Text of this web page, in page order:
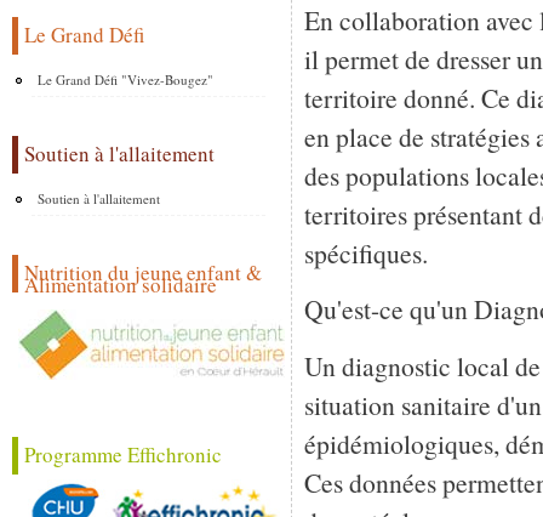
Le Grand Défi
Le Grand Défi "Vivez-Bougez"
Soutien à l'allaitement
Soutien à l'allaitement
Nutrition du jeune enfant &
Alimentation solidaire
Programme Effichronic
En collaboration avec
il permet de dresser
territoire donné. Ce
en place de
des populations
territoires présentant
spécifiques.
Qu'est-ce qu'un
Un diagnostic local
situation sanitaire
épidémiologiques,
Ces données